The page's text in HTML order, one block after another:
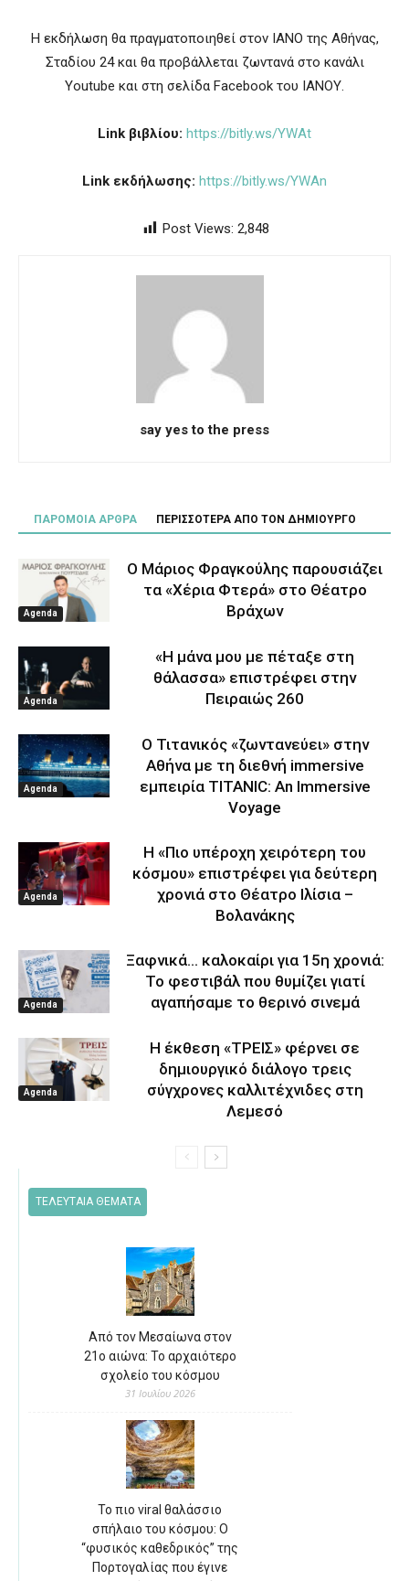
Η εκδήλωση θα πραγματοποιηθεί στον ΙΑΝΟ της Αθήνας,
Σταδίου 24 και θα προβάλλεται ζωντανά στο κανάλι
Youtube και στη σελίδα Facebook του ΙΑΝΟΥ.
Link βιβλίου: https://bitly.ws/YWAt
Link εκδήλωσης: https://bitly.ws/YWAn
Post Views: 2,848
say yes to the press
ΠΑΡΟΜΟΙΑ ΑΡΘΡΑ ΠΕΡΙΣΣΟΤΕΡΑ ΑΠΟ ΤΟΝ ΔΗΜΙΟΥΡΓΟ
Agenda
Ο Μάριος Φραγκούλης παρουσιάζει
τα «Χέρια Φτερά» στο Θέατρο
Βράχων
Agenda
«Η μάνα μου με πέταξε στη
θάλασσα» επιστρέφει στην
Πειραιώς 260
Agenda
Ο Τιτανικός «ζωντανεύει» στην
Αθήνα με τη διεθνή immersive
εμπειρία TITANIC: An Immersive
Voyage
Agenda
Η «Πιο υπέροχη χειρότερη του
κόσμου» επιστρέφει για δεύτερη
χρονιά στο Θέατρο Ιλίσια –
Βολανάκης
Agenda
Ξαφνικά… καλοκαίρι για 15η χρονιά:
Το φεστιβάλ που θυμίζει γιατί
αγαπήσαμε το θερινό σινεμά
Agenda
Η έκθεση «ΤΡΕΙΣ» φέρνει σε
δημιουργικό διάλογο τρεις
σύγχρονες καλλιτέχνιδες στη
Λεμεσό
ΤΕΛΕΥΤΑΙΑ ΘΕΜΑΤΑ
Από τον Μεσαίωνα στον
21ο αιώνα: Το αρχαιότερο
σχολείο του κόσμου
31 Ιουλίου 2026
Το πιο viral θαλάσσιο
σπήλαιο του κόσμου: Ο
“φυσικός καθεδρικός” της
Πορτογαλίας που έγινε